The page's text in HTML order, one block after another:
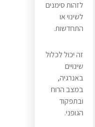
לזהות סימנים
לשינוי או
התחדשות.
זה יכול לכלול
שינויים
באנרגיה,
במצב הרוח
ובתפקוד
הגופני.